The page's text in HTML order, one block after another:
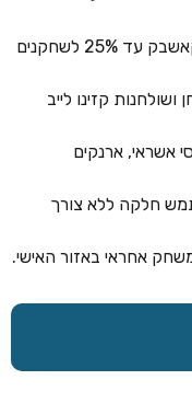
בונוסי רילוד שבועיים, בונוס קריפטו וקאשבק עד 25% לשחקנים
קזינו לייב
אשראי, ארנקים
חלקה ללא צורך